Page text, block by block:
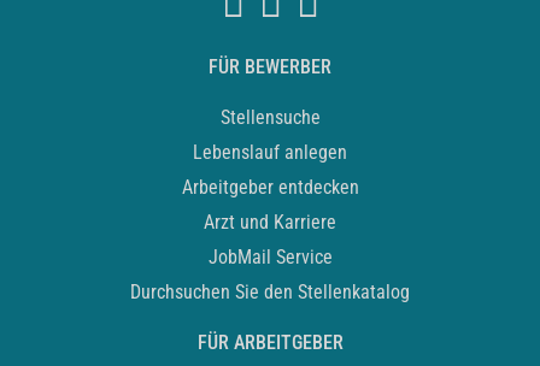
FÜR BEWERBER
Stellensuche
Lebenslauf anlegen
Arbeitgeber entdecken
Arzt und Karriere
JobMail Service
Durchsuchen Sie den Stellenkatalog
FÜR ARBEITGEBER